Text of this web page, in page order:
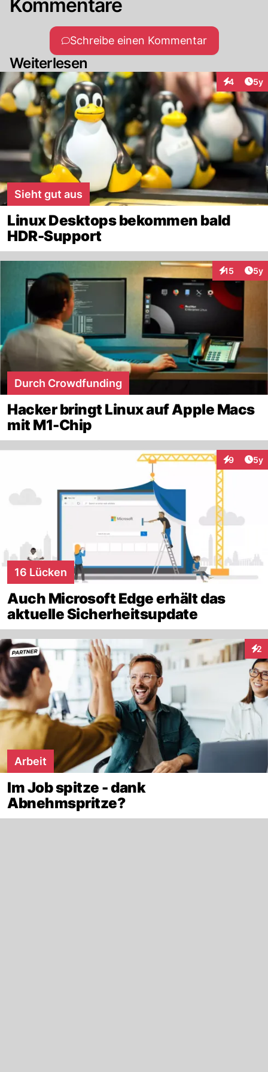
Kommentare
Schreibe einen Kommentar
Weiterlesen
4 5y
Sieht gut aus
Linux Desktops bekommen bald
HDR-Support
15 5y
Durch Crowdfunding
Hacker bringt Linux auf Apple Macs
mit M1-Chip
9 5y
16 Lücken
Auch Microsoft Edge erhält das
aktuelle Sicherheitsupdate
2
Arbeit
Im Job spitze - dank
Abnehmspritze?